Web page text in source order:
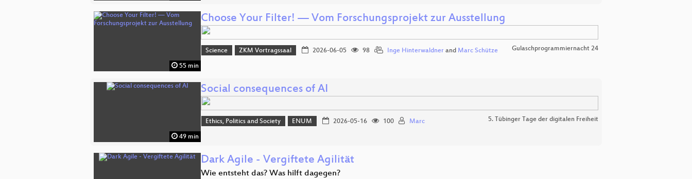
55 min
Choose Your Filter! — Vom Forschungsprojekt zur Ausstellung
Science ZKM Vortragssaal 2026-06-05 98 Inge Hinterwaldnerand Marc Schütze Gulaschprogrammiernacht 24
49 min
Social consequences of AI
Ethics, Politics and Society ENUM 2026-05-16 100 Marc 5. Tübinger Tage der digitalen Freiheit
Dark Agile - Vergiftete Agilität
Wie entsteht das? Was hilft dagegen?